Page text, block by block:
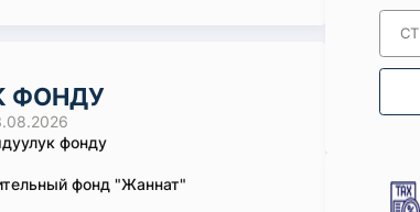
ФОНДУ
фонду
фонд "Жаннат"